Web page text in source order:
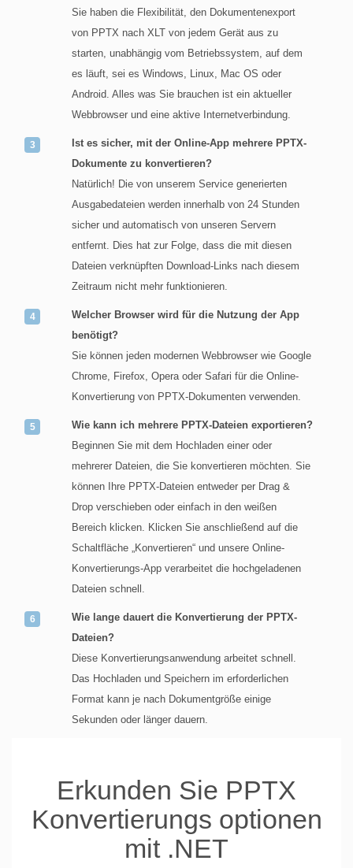
Sie haben die Flexibilität, den Dokumentenexport
von PPTX nach XLT von jedem Gerät aus zu
starten, unabhängig vom Betriebssystem, auf dem
es läuft, sei es Windows, Linux, Mac OS oder
Android. Alles was Sie brauchen ist ein aktueller
Webbrowser und eine aktive Internetverbindung.
Ist es sicher, mit der Online-App mehrere PPTX-
Dokumente zu konvertieren?
Natürlich! Die von unserem Service generierten
Ausgabedateien werden innerhalb von 24 Stunden
sicher und automatisch von unseren Servern
entfernt. Dies hat zur Folge, dass die mit diesen
Dateien verknüpften Download-Links nach diesem
Zeitraum nicht mehr funktionieren.
Welcher Browser wird für die Nutzung der App
benötigt?
Sie können jeden modernen Webbrowser wie Google
Chrome, Firefox, Opera oder Safari für die Online-
Konvertierung von PPTX-Dokumenten verwenden.
Wie kann ich mehrere PPTX-Dateien exportieren?
Beginnen Sie mit dem Hochladen einer oder
mehrerer Dateien, die Sie konvertieren möchten. Sie
können Ihre PPTX-Dateien entweder per Drag &
Drop verschieben oder einfach in den weißen
Bereich klicken. Klicken Sie anschließend auf die
Schaltfläche „Konvertieren“ und unsere Online-
Konvertierungs-App verarbeitet die hochgeladenen
Dateien schnell.
Wie lange dauert die Konvertierung der PPTX-
Dateien?
Diese Konvertierungsanwendung arbeitet schnell.
Das Hochladen und Speichern im erforderlichen
Format kann je nach Dokumentgröße einige
Sekunden oder länger dauern.
Erkunden Sie PPTX
Konvertierungs optionen
mit .NET